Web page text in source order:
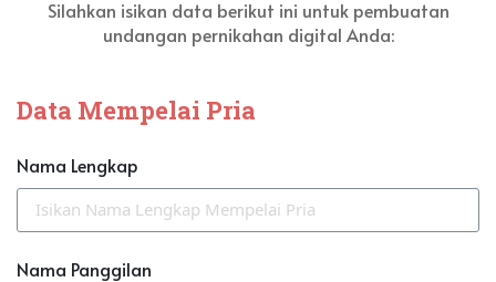
Silahkan isikan data berikut ini untuk pembuatan
undangan pernikahan digital Anda:
Data Mempelai Pria
Nama Lengkap
Nama Panggilan